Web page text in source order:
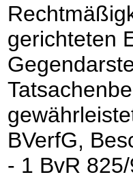
gerichteten
BVerfG,
- 1 BvR